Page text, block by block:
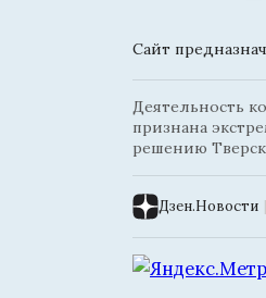
Сайт
Деятельность
признана
решению
Дзен.Новости |